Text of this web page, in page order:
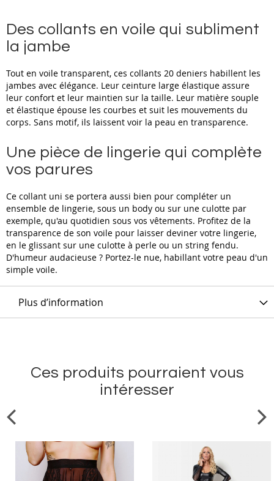
Des collants en voile qui subliment
la jambe
Tout en voile transparent, ces collants 20 deniers habillent les
jambes avec élégance. Leur ceinture large élastique assure
leur confort et leur maintien sur la taille. Leur matière souple
et élastique épouse les courbes et suit les mouvements du
corps. Sans motif, ils laissent voir la peau en transparence.
Une pièce de lingerie qui complète
vos parures
Ce collant uni se portera aussi bien pour compléter un
ensemble de lingerie, sous un body ou sur une culotte par
exemple, qu'au quotidien sous vos vêtements. Profitez de la
transparence de son voile pour laisser deviner votre lingerie,
en le glissant sur une culotte à perle ou un string fendu.
D'humeur audacieuse ? Portez-le nue, habillant votre peau d'un
simple voile.
Plus d’information
Ces produits pourraient vous
intéresser